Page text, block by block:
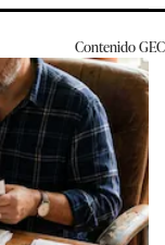
ContenidoGEC